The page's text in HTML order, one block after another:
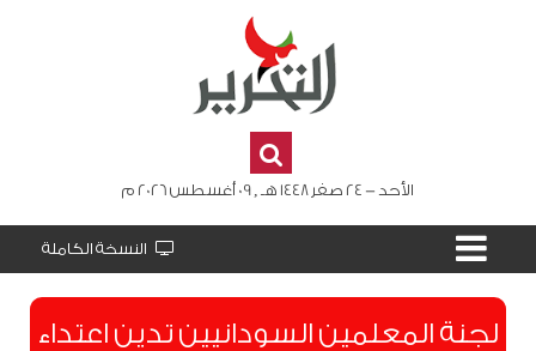
الأحد - 24 صفر 1448 هـ , 09 أغسطس 2026 م
النسخة الكاملة
لجنة المعلمين السودانيين تدين اعتداء